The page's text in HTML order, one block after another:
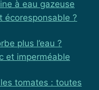
à eau gazeuse
écoresponsable ?
plus l’eau ?
et imperméable
tomates : toutes